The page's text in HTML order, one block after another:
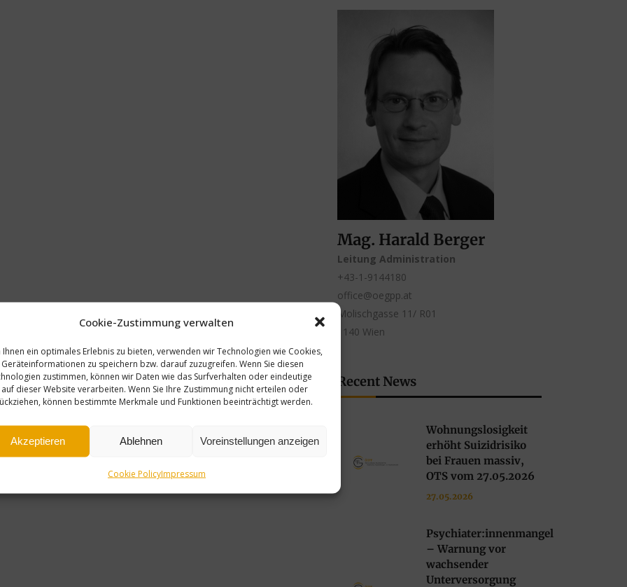
Cookie-Zustimmung verwalten
Ihnen ein optimales Erlebnis zu bieten, verwenden wir Technologien wie Cookies,
Geräteinformationen zu speichern bzw. darauf zuzugreifen. Wenn Sie diesen
zustimmen, können wir Daten wie das Surfverhalten oder eindeutige
auf dieser Website verarbeiten. Wenn Sie Ihre Zustimmung nicht erteilen oder
können bestimmte Merkmale und Funktionen beeinträchtigt werden.
Akzeptieren Ablehnen Voreinstellungen anzeigen
Cookie PolicyImpressum
Mag. Harald Berger
Leitung Administration
+43-1-9144180
office@oegpp.at
Molischgasse 11/ R01
1140 Wien
Recent News
Wohnungslosigkeit
erhöht Suizidrisiko
bei Frauen massiv,
OTS vom 27.05.2026
27.05.2026
Psychiater:innenmangel
– Warnung vor
wachsender
Unterversorgung